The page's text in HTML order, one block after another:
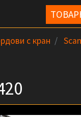
с кран